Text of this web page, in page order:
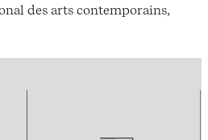
des arts contemporains,